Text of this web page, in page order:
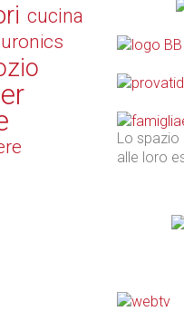
cucina
Lo
alle loro